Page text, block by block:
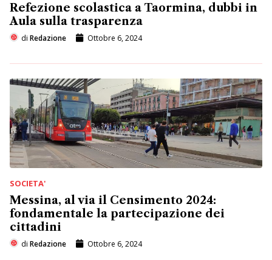
Refezione scolastica a Taormina, dubbi in
Aula sulla trasparenza
di Redazione Ottobre 6, 2024
SOCIETA'
Messina, al via il Censimento 2024:
fondamentale la partecipazione dei
cittadini
di Redazione Ottobre 6, 2024